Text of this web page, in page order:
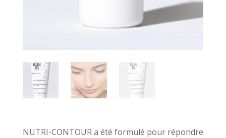
NUTRI-CONTOUR a été formulé pour répondre